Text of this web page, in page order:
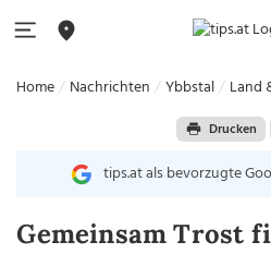
Home Nachrichten Ybbstal Land
Drucken
tips.at als bevorzugte
Gemeinsam Trost